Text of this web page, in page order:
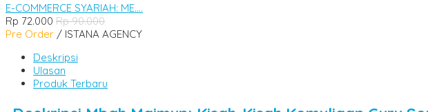
E-COMMERCE SYARIAH: ME....
Rp 72.000 Rp 90.000
Pre Order / ISTANA AGENCY
Deskripsi
Ulasan
Produk Terbaru